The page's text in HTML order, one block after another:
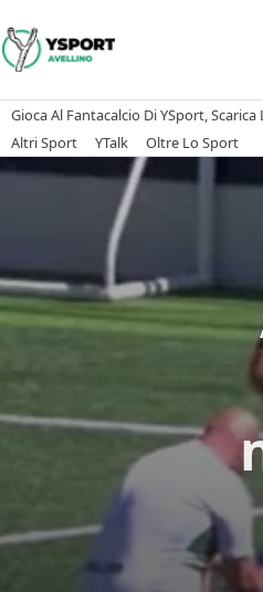
Gioca Al Fantacalcio Di YSport, Scarica
Altri Sport
YTalk Oltre Lo Sport